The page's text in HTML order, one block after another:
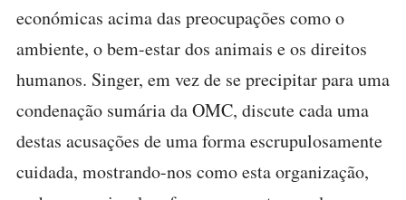
económicas acima das preocupações como o
ambiente, o bem-estar dos animais e os direitos
humanos. Singer, em vez de se precipitar para uma
condenação sumária da OMC, discute cada uma
destas acusações de uma forma escrupulosamente
cuidada, mostrando-nos como esta organização,